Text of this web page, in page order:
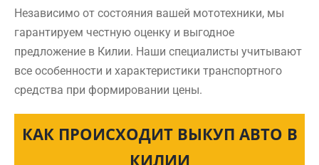
Независимо от состояния вашей мототехники, мы
гарантируем честную оценку и выгодное
предложение в Килии. Наши специалисты учитывают
все особенности и характеристики транспортного
средства при формировании цены.
КАК ПРОИСХОДИТ ВЫКУП АВТО В
КИЛИИ